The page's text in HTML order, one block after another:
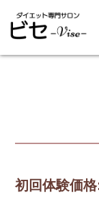
初回体験価